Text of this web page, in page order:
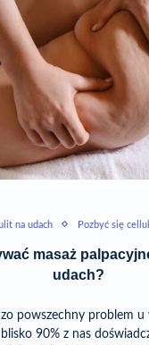
na udach Pozbyć się
masaż
udach?
powszechny problem u
blisko 90% z nas